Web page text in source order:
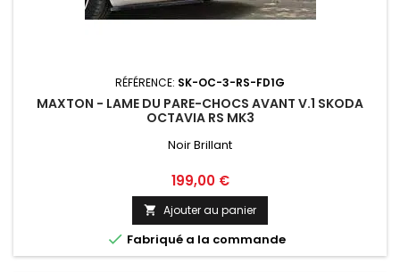
RÉFÉRENCE: SK-OC-3-RS-FD1G
MAXTON - LAME DU PARE-CHOCS AVANT V.1 SKODA
OCTAVIA RS MK3
Noir Brillant
Prix
199,00 €
 Ajouter au panier
 Fabriqué a la commande